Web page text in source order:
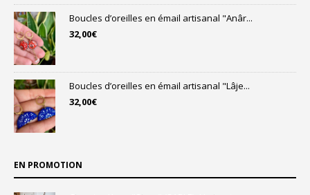
Boucles d’oreilles en émail artisanal "Anâr...
32,00€
Boucles d’oreilles en émail artisanal "Lâje...
32,00€
EN PROMOTION